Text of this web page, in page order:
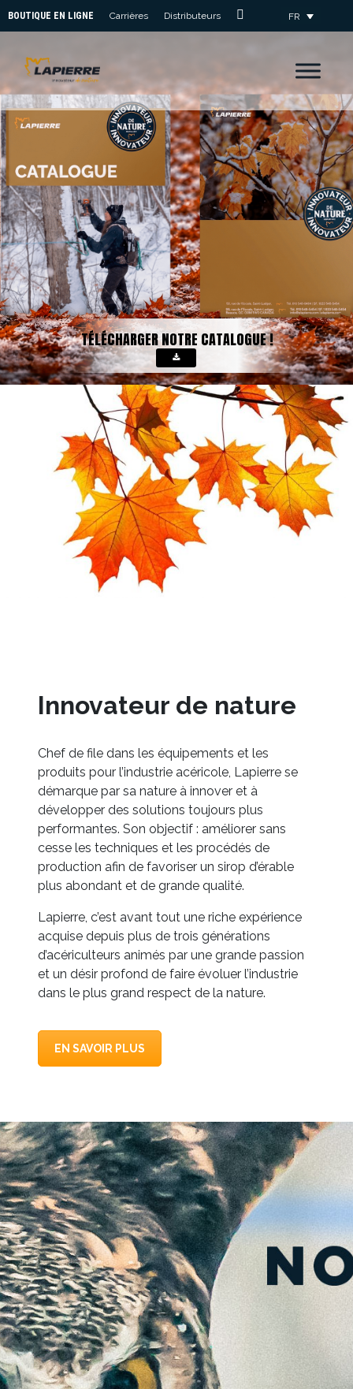
BOUTIQUE EN LIGNE Carrières
Distributeurs
Nous
FR
TÉLÉCHARGER NOTRE CATALOGUE !
Innovateur de nature
Chef de file dans les équipements et les
produits pour l’industrie acéricole, Lapierre se
démarque par sa nature à innover et à
développer des solutions toujours plus
performantes. Son objectif : améliorer sans
cesse les techniques et les procédés de
production afin de favoriser un sirop d’érable
plus abondant et de grande qualité.
Lapierre, c’est avant tout une riche expérience
acquise depuis plus de trois générations
d’acériculteurs animés par une grande passion
et un désir profond de faire évoluer l’industrie
dans le plus grand respect de la nature.
EN SAVOIR PLUS